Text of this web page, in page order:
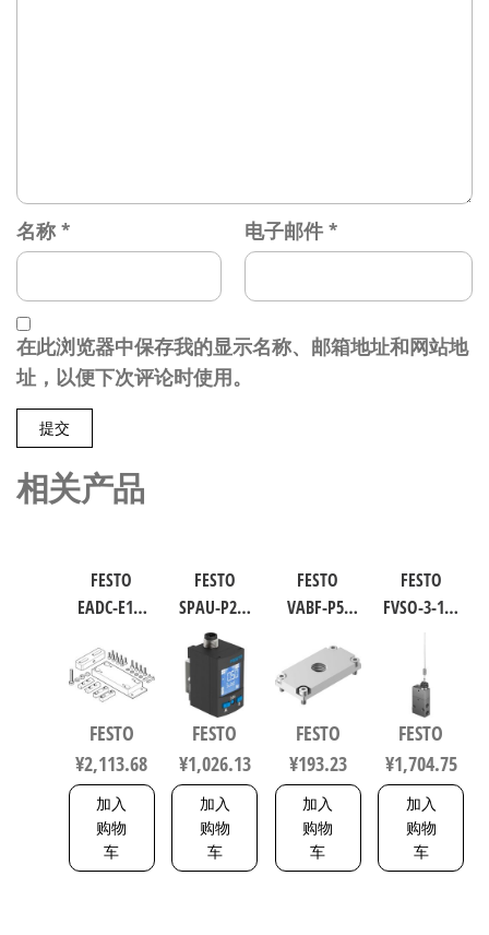
名称 * 电子邮件 *
在此浏览器中保存我的显示名称、邮箱地址和网站地
址，以便下次评论时使用。
相关产品
FESTO
EADC-E16-
业自动化
零部件 规
8047581
FESTO
¥2,113.68
加入
购物
车
FESTO
SPAU-P2R-
W-G18FD-L-
PNLK-
PNVBA-M8U
数字压力
传感器 符
合EN 60947-
5-2 8001232
FESTO
¥1,026.13
加入
购物
车
FESTO
VABF-P5-
软启动阀
8021860
FESTO
¥193.23
加入
购物
车
FESTO
FVSO-3-1/8
化零部件
规格3 3877
FESTO
¥1,704.75
加入
购物
车